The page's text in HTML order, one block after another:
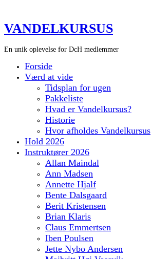
VANDELKURSUS
En unik oplevelse for DcH medlemmer
Forside
Værd at vide
Tidsplan for ugen
Pakkeliste
Hvad er Vandelkursus?
Historie
Hvor afholdes Vandelkursus
Hold 2026
Instruktører 2026
Allan Maindal
Ann Madsen
Annette Hjalf
Bente Dalsgaard
Berit Kristensen
Brian Klaris
Claus Emmertsen
Iben Poulsen
Jette Nybo Andersen